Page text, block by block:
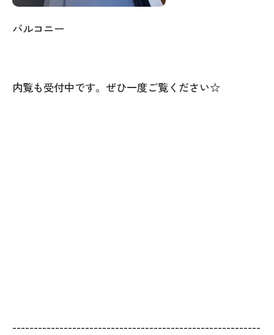
バルコニー
内覧も受付中です。ぜひ一度ご覧ください☆
----------------------------------------------------------